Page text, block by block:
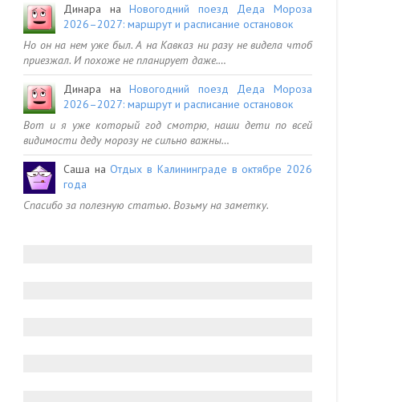
Динара наНовогодний поезд Деда Мороза
2026–2027: маршрут и расписание остановок
Но он на нем уже был. А на Кавказ ни разу не видела чтоб
приезжал. И похоже не планирует даже.…
Динара наНовогодний поезд Деда Мороза
2026–2027: маршрут и расписание остановок
Вот и я уже который год смотрю, наши дети по всей
видимости деду морозу не сильно важны…
Саша наОтдых в Калининграде в октябре 2026
года
Спасибо за полезную статью. Возьму на заметку.